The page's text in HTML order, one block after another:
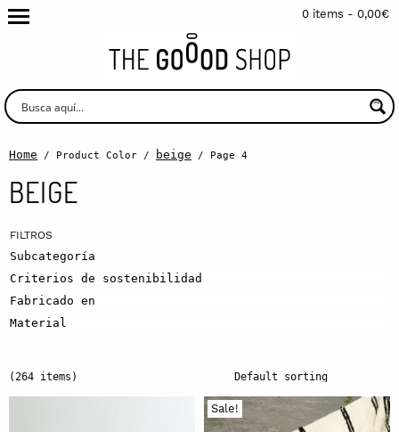
0 items - 0,00€
Home / Product Color / beige / Page 4
BEIGE
Subcategoría
Criterios de sostenibilidad
Fabricado en
Material
(264 items)
Sale!